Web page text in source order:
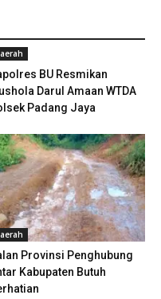
BU Resmikan
Darul Amaan WTDA
Padang Jaya
Provinsi Penghubung
Kabupaten Butuh